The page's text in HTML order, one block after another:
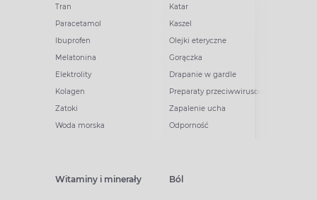
Tran
Paracetamol
Ibuprofen
Melatonina
Elektrolity
Kolagen
Zatoki
Woda morska
Katar
Kaszel
Olejki eteryczne
Gorączka
Drapanie w gardle
Preparaty przeciwwirusowe
Zapalenie ucha
Odporność
Witaminy i minerały Ból